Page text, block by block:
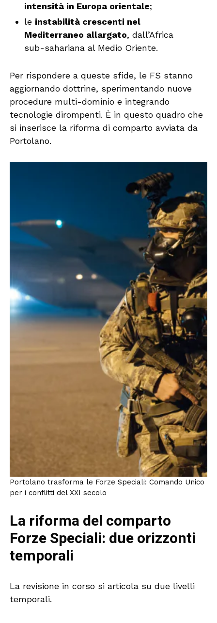
intensità in Europa orientale;
le instabilità crescenti nel
Mediterraneo allargato, dall’Africa
sub-sahariana al Medio Oriente.
Per rispondere a queste sfide, le FS stanno
aggiornando dottrine, sperimentando nuove
procedure multi-dominio e integrando
tecnologie dirompenti. È in questo quadro che
si inserisce la riforma di comparto avviata da
Portolano.
Portolano trasforma le Forze Speciali: Comando Unico
per i conflitti del XXI secolo
La riforma del comparto
Forze Speciali: due orizzonti
temporali
La revisione in corso si articola su due livelli
temporali.